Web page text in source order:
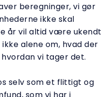
beregninger, vi gør
ikke skal
år vil altid være ukendt
alene om, hvad der
vi tager det.
selv som et flittigt og